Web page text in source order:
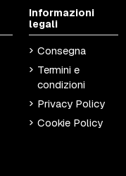
Informazioni
legali
Consegna
Termini e
condizioni
Privacy Policy
Cookie Policy